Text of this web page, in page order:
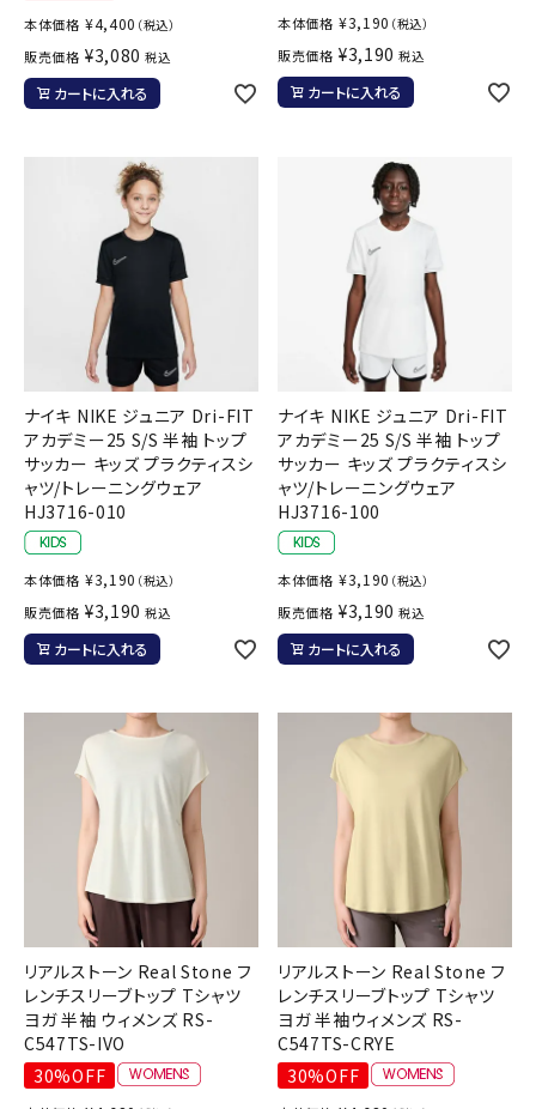
本体価格 ¥4,400 （税込）
販売価格 ¥3,080 税込
カートに入れる
本体価格 ¥3,190 （税込）
販売価格 ¥3,190 税込
カートに入れる
ナイキ NIKE ジュニア Dri-FIT
アカデミー25 S/S 半袖 トップ
サッカー キッズ プラクティスシ
ャツ/トレーニングウェア
HJ3716-010
本体価格 ¥3,190 （税込）
販売価格 ¥3,190 税込
カートに入れる
ナイキ NIKE ジュニア Dri-FIT
アカデミー25 S/S 半袖 トップ
サッカー キッズ プラクティスシ
ャツ/トレーニングウェア
HJ3716-100
本体価格 ¥3,190 （税込）
販売価格 ¥3,190 税込
カートに入れる
リアルストーン Real Stone フ
レンチスリーブトップ Tシャツ
ヨガ 半袖 ウィメンズ RS-
C547TS-IVO
30%OFF
リアルストーン Real Stone フ
レンチスリーブトップ Tシャツ
ヨガ 半袖ウィメンズ RS-
C547TS-CRYE
30%OFF